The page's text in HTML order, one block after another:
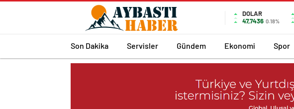
DOLAR
47,7436 0.18%
Son Dakika Servisler Gündem Ekonomi Spor